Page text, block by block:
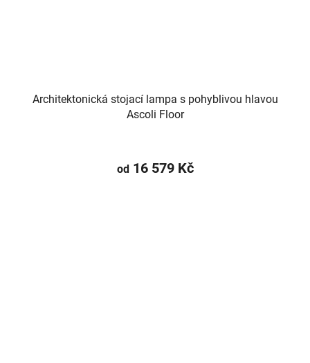
Architektonická stojací lampa s pohyblivou hlavou
Ascoli Floor
od16 579 Kč